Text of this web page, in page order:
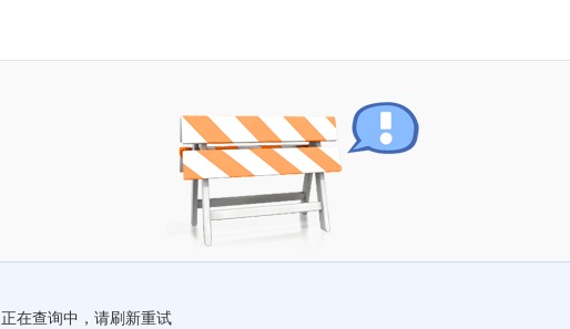
正在查询中，请刷新重试